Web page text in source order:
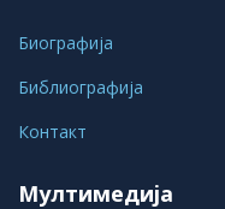
Биографија
Библиографија
Контакт
Мултимедија